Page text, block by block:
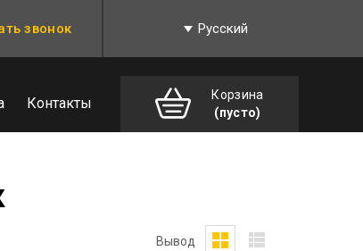
звонок Русский
Контакты
Корзина
(пусто)
Вывод